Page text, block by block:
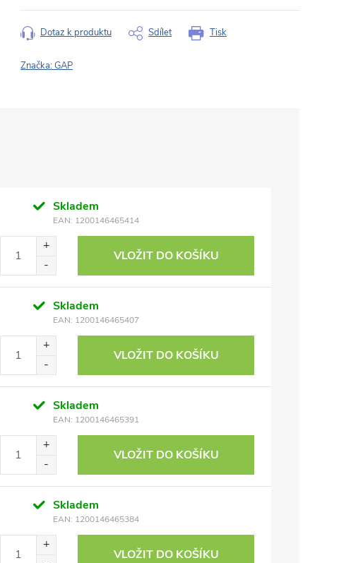
Tisk
Dotaz k produktu Sdílet
Značka:GAP
Skladem
EAN: 1200146465414
VLOŽIT DO KOŠÍKU
Skladem
EAN: 1200146465407
VLOŽIT DO KOŠÍKU
Skladem
EAN: 1200146465391
VLOŽIT DO KOŠÍKU
Skladem
EAN: 1200146465384
VLOŽIT DO KOŠÍKU